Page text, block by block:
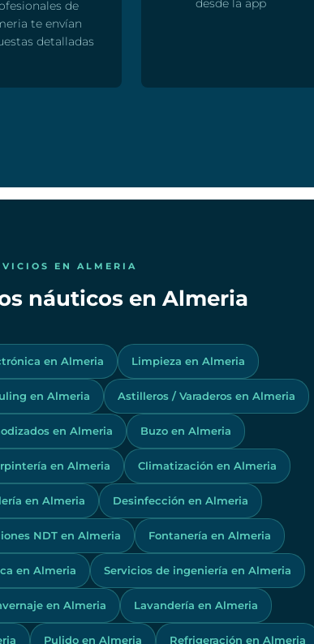
de
te envían
detalladas
desde la app
EN ALMERIA
náuticos en Almeria
en Almeria Limpieza en Almeria
en Almeria Astilleros / Varaderos en Almeria
en Almeria Buzo en Almeria
en Almeria Climatización en Almeria
en Almeria Desinfección en Almeria
NDT en Almeria Fontanería en Almeria
en Almeria Servicios de ingeniería en Almeria
en Almeria Lavandería en Almeria
Pulido en Almeria Refrigeración en Almeria